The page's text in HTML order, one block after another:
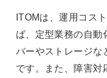
ITOMは、運用コス
ば、定型業務の自動
バーやストレージな
です。また、障害対